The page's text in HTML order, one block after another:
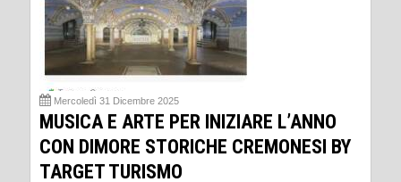
Mercoledì 31 Dicembre 2025
MUSICA E ARTE PER INIZIARE L’ANNO
CON DIMORE STORICHE CREMONESI BY
TARGET TURISMO